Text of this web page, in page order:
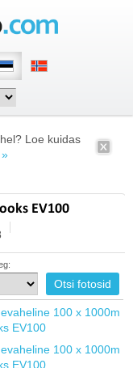
Loe kuidas
EV100